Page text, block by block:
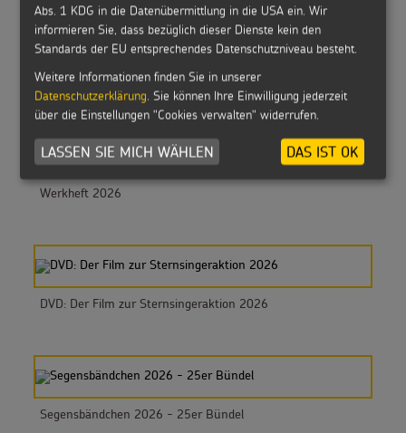
Sternsinger Hoodie Kinder
Werkheft 2026
DVD: Der Film zur Sternsingeraktion 2026
Segensbändchen 2026 - 25er Bündel
Abs. 1 KDG in die Datenübermittlung in die USA ein. Wir
informieren Sie, dass bezüglich dieser Dienste kein den
Standards der EU entsprechendes Datenschutzniveau besteht.
Weitere Informationen finden Sie in unserer
Datenschutzerklärung. Sie können Ihre Einwilligung jederzeit
über die Einstellungen "Cookies verwalten" widerrufen.
LASSEN SIE MICH WÄHLEN DAS IST OK